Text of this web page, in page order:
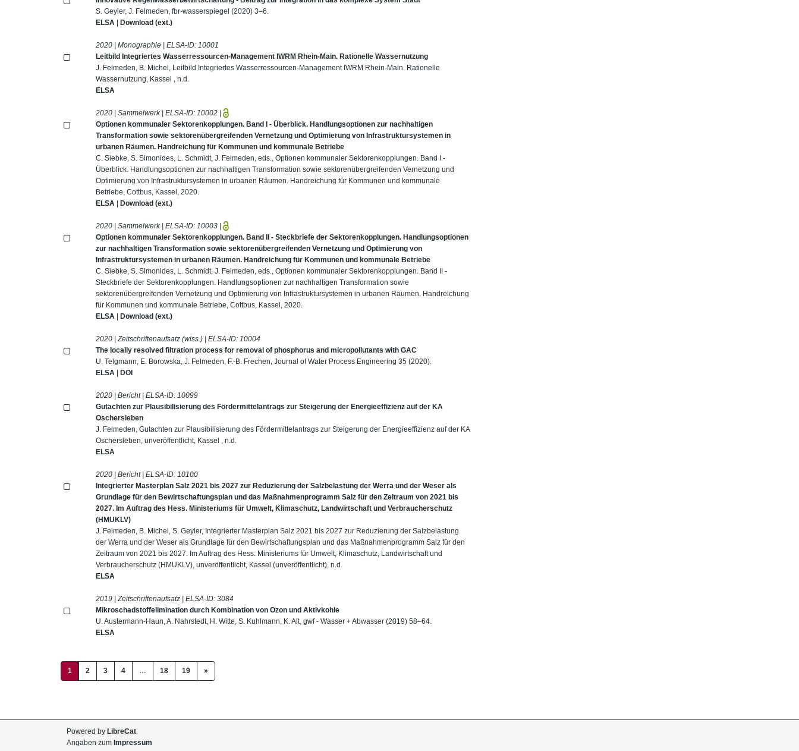
S. Geyler, J. Felmeden, fbr-wasserspiegel (2020) 3–6.
ELSA |Download (ext.)
2020 | Monographie | ELSA-ID: 10001
Leitbild Integriertes Wasserressourcen-Management IWRM Rhein-Main. Rationelle Wassernutzung
J. Felmeden, B. Michel, Leitbild Integriertes Wasserressourcen-Management IWRM Rhein-Main. Rationelle
Wassernutzung, Kassel , n.d.
ELSA
2020 | Sammelwerk | ELSA-ID: 10002 |
Optionen kommunaler Sektorenkopplungen. Band I - Überblick. Handlungsoptionen zur nachhaltigen
Transformation sowie sektorenübergreifenden Vernetzung und Optimierung von Infrastruktursystemen in
urbanen Räumen. Handreichung für Kommunen und kommunale Betriebe
C. Siebke, S. Simonides, L. Schmidt, J. Felmeden, eds., Optionen kommunaler Sektorenkopplungen. Band I -
Überblick. Handlungsoptionen zur nachhaltigen Transformation sowie sektorenübergreifenden Vernetzung und
Optimierung von Infrastruktursystemen in urbanen Räumen. Handreichung für Kommunen und kommunale
Betriebe, Cottbus, Kassel, 2020.
ELSA |Download (ext.)
2020 | Sammelwerk | ELSA-ID: 10003 |
Optionen kommunaler Sektorenkopplungen. Band II - Steckbriefe der Sektorenkopplungen. Handlungsoptionen
zur nachhaltigen Transformation sowie sektorenübergreifenden Vernetzung und Optimierung von
Infrastruktursystemen in urbanen Räumen. Handreichung für Kommunen und kommunale Betriebe
C. Siebke, S. Simonides, L. Schmidt, J. Felmeden, eds., Optionen kommunaler Sektorenkopplungen. Band II -
Steckbriefe der Sektorenkopplungen. Handlungsoptionen zur nachhaltigen Transformation sowie
sektorenübergreifenden Vernetzung und Optimierung von Infrastruktursystemen in urbanen Räumen. Handreichung
für Kommunen und kommunale Betriebe, Cottbus, Kassel, 2020.
ELSA |Download (ext.)
2020 | Zeitschriftenaufsatz (wiss.) | ELSA-ID: 10004
The locally resolved filtration process for removal of phosphorus and micropollutants with GAC
U. Telgmann, E. Borowska, J. Felmeden, F.-B. Frechen, Journal of Water Process Engineering 35 (2020).
ELSA |DOI
2020 | Bericht | ELSA-ID: 10099
Gutachten zur Plausibilisierung des Fördermittelantrags zur Steigerung der Energieeffizienz auf der KA
Oschersleben
J. Felmeden, Gutachten zur Plausibilisierung des Fördermittelantrags zur Steigerung der Energieeffizienz auf der KA
Oschersleben, unveröffentlicht, Kassel , n.d.
ELSA
2020 | Bericht | ELSA-ID: 10100
Integrierter Masterplan Salz 2021 bis 2027 zur Reduzierung der Salzbelastung der Werra und der Weser als
Grundlage für den Bewirtschaftungsplan und das Maßnahmenprogramm Salz für den Zeitraum von 2021 bis
2027. Im Auftrag des Hess. Ministeriums für Umwelt, Klimaschutz, Landwirtschaft und Verbraucherschutz
(HMUKLV)
J. Felmeden, B. Michel, S. Geyler, Integrierter Masterplan Salz 2021 bis 2027 zur Reduzierung der Salzbelastung
der Werra und der Weser als Grundlage für den Bewirtschaftungsplan und das Maßnahmenprogramm Salz für den
Zeitraum von 2021 bis 2027. Im Auftrag des Hess. Ministeriums für Umwelt, Klimaschutz, Landwirtschaft und
Verbraucherschutz (HMUKLV), unveröffentlicht, Kassel (unveröffentlicht), n.d.
ELSA
2019 | Zeitschriftenaufsatz | ELSA-ID:3084
Mikroschadstoffelimination durch Kombination von Ozon und Aktivkohle
U. Austermann-Haun, A. Nahrstedt, H. Witte, S. Kuhlmann, K. Alt, gwf - Wasser + Abwasser (2019) 58–64.
ELSA
1 (current)
2 3 4 … 18 19 »
Powered by LibreCat
Angaben zum Impressum